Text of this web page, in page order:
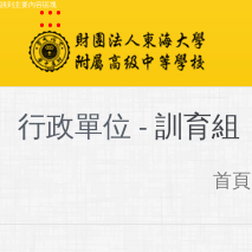
跳到主要內容區塊
:::
行政單位 - 訓育組
首頁